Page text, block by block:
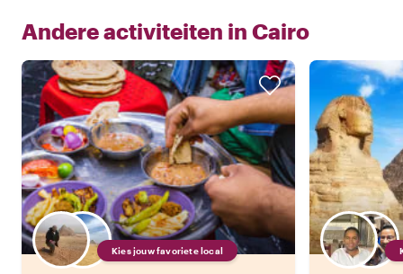
Andere activiteiten in Cairo
Kies jouw favoriete local